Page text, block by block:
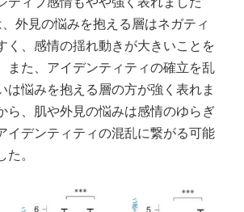
、外見の悩みを抱える層はネガティ
く、感情の揺れ動きが大きいことを
また、アイデンティティの確立を乱
は悩みを抱える層の方が強く表れま
ら、肌や外見の悩みは感情のゆらぎ
イデンティティの混乱に繋がる可能
た。